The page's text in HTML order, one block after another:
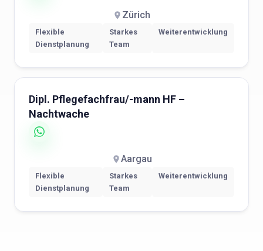
Zürich
Flexible
Dienstplanung
Starkes
Team
Weiterentwicklung
Dipl. Pflegefachfrau/-mann HF –
Nachtwache
Aargau
Flexible
Dienstplanung
Starkes
Team
Weiterentwicklung